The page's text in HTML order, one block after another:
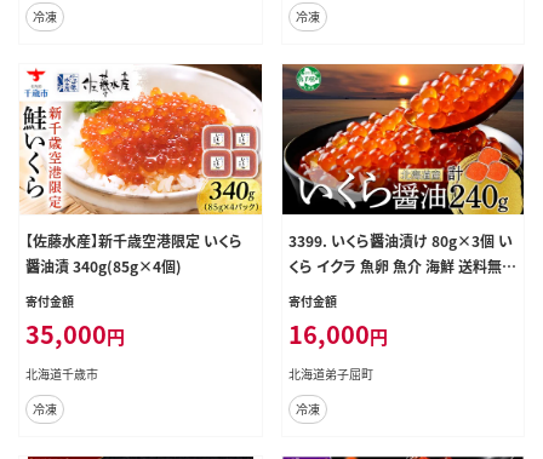
冷凍
冷凍
【佐藤水産】新千歳空港限定 いくら
醤油漬 340g(85g×4個)
寄付金額
35,000円
北海道千歳市
冷凍
3399. いくら醤油漬け 80g×3個 い
くら イクラ 魚卵 魚介 海鮮 送料無料
北海道 弟子屈町
寄付金額
16,000円
北海道弟子屈町
冷凍